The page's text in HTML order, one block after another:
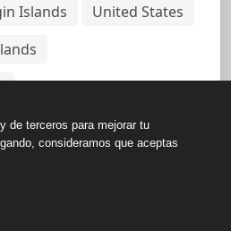
Islands
United States
rights reserved.
de terceros para mejorar tu
consideramos que aceptas